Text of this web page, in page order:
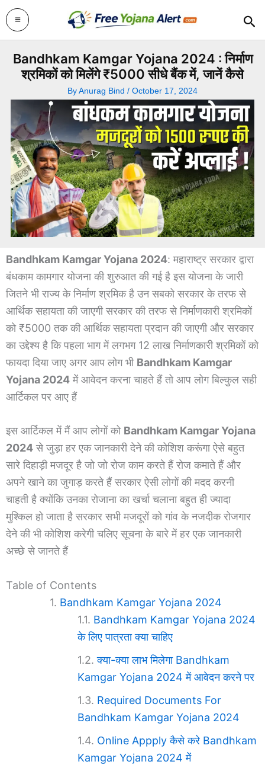
Skip
to
content
Bandhkam Kamgar Yojana 2024 : निर्माण
श्रमिकों को मिलेंगे ₹5000 सीधे बैंक में, जानें कैसे
ByAnurag Bind / October 17, 2024
Bandhkam Kamgar Yojana 2024: महाराष्ट्र सरकार द्वारा
बंधकाम कामगार योजना की शुरुआत की गई है इस योजना के जारी
जितने भी राज्य के निर्माण श्रमिक है उन सबको सरकार के तरफ से
आर्थिक सहायता की जाएगी सरकार की तरफ से निर्माणकारी श्रमिकों
को ₹5000 तक की आर्थिक सहायता प्रदान की जाएगी और सरकार
का उद्देश्य है कि पहला भाग में लगभग 12 लाख निर्माणकारी श्रमिकों को
फायदा दिया जाए अगर आप लोग भी Bandhkam Kamgar
Yojana 2024में आवेदन करना चाहते हैं तो आप लोग बिल्कुल सही
आर्टिकल पर आए हैं
इस आर्टिकल में मैं आप लोगों को Bandhkam Kamgar Yojana
2024से जुड़ा हर एक जानकारी देने की कोशिश करूंगा ऐसे बहुत
सारे दिहाड़ी मजदूर है जो जो रोज काम करते हैं रोज कमाते हैं और
अपने खाने का जुगाड़ करते हैं सरकार ऐसी लोगों की मदद करनी
चाहती है क्योंकि उनका रोजाना का खर्चा चलाना बहुत ही ज्यादा
मुश्किल हो जाता है सरकार सभी मजदूरों को गांव के नजदीक रोजगार
देने की भी कोशिश करेगी चलिए सूचना के बारे में हर एक जानकारी
अच्छे से जानते हैं
Table of Contents
Bandhkam Kamgar Yojana 2024
Bandhkam Kamgar Yojana 2024
के लिए पात्रता क्या चाहिए
क्या-क्या लाभ मिलेगा Bandhkam
Kamgar Yojana 2024 में आवेदन करने पर
Required Documents For
Bandhkam Kamgar Yojana 2024
Online Appply कैसे करे Bandhkam
Kamgar Yojana 2024 में